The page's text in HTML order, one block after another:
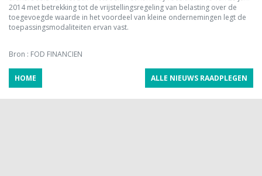
2014 met betrekking tot de vrijstellingsregeling van belasting over de
toegevoegde waarde in het voordeel van kleine ondernemingen legt de
toepassingsmodaliteiten ervan vast.
Bron : FOD FINANCIEN
HOME ALLE NIEUWS RAADPLEGEN